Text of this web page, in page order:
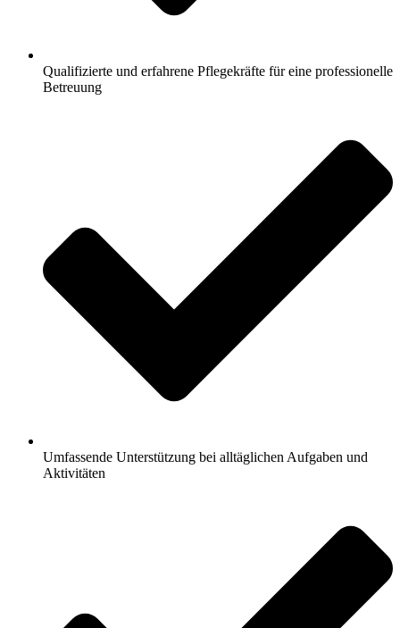
Qualifizierte und erfahrene Pflegekräfte für eine professionelle
Betreuung
Umfassende Unterstützung bei alltäglichen Aufgaben und
Aktivitäten